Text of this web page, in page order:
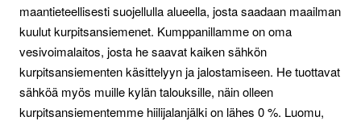
maantieteellisesti suojellulla alueella, josta saadaan maailman
kuulut kurpitsansiemenet. Kumppanillamme on oma
vesivoimalaitos, josta he saavat kaiken sähkön
kurpitsansiementen käsittelyyn ja jalostamiseen. He tuottavat
sähköä myös muille kylän talouksille, näin olleen
kurpitsansiementemme hiilijalanjälki on lähes 0 %. Luomu,